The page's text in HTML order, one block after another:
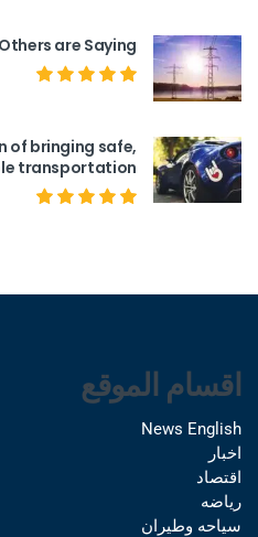
are Saying
of bringing safe,
transportation
اقسام الموقع
News English
اخبار
اقتصاد
رياضه
سياحه وطيران